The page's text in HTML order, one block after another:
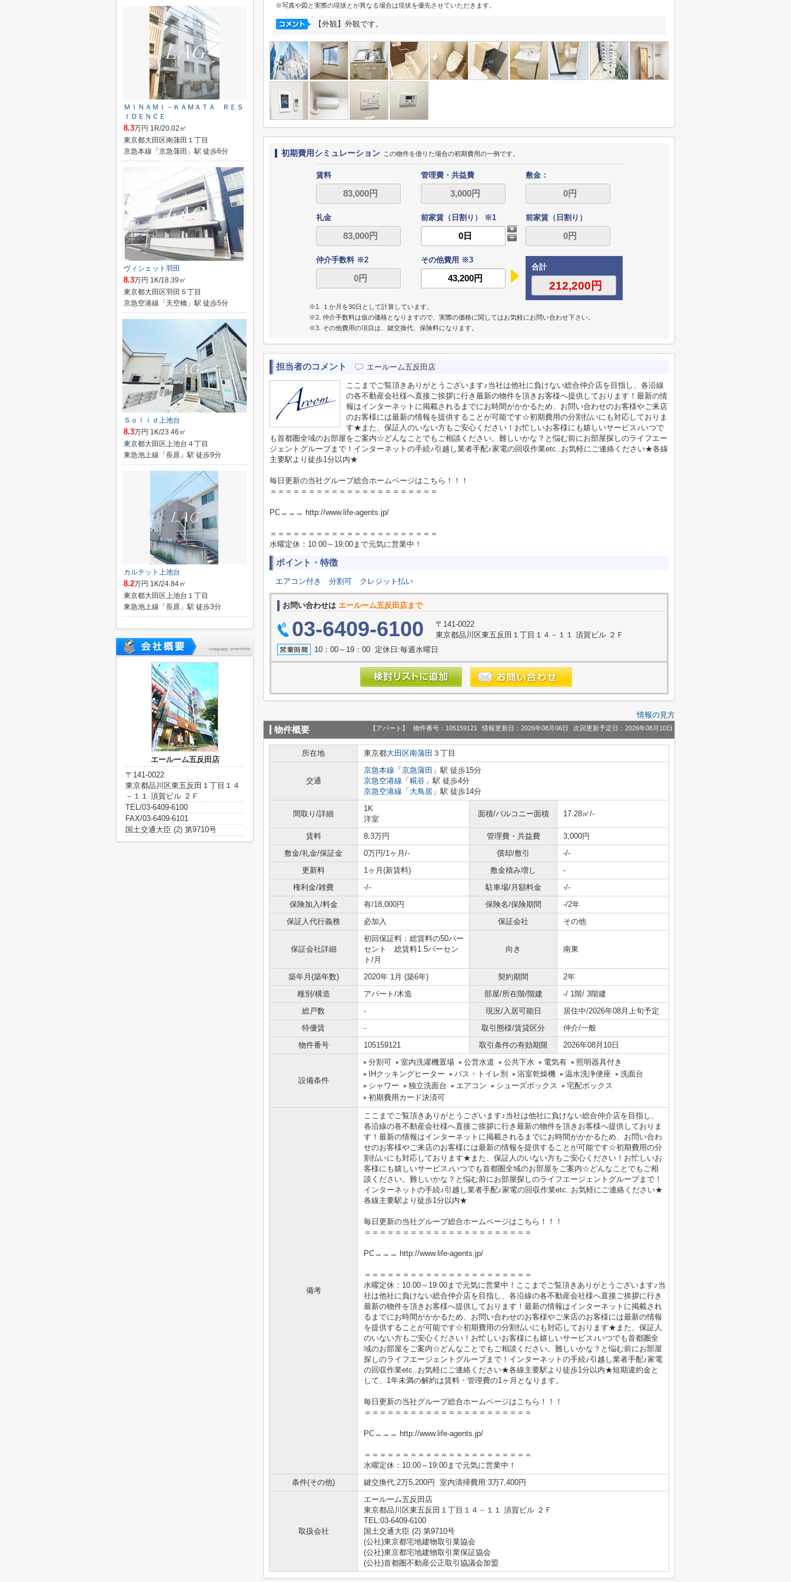
※写真や図と実際の現状とが異なる場合は現状を優先させていただきます。
【外観】外観です。
初期費用シミュレーション この物件を借りた場合の初期費用の一例です。
賃料 管理費・共益費 敷金：
礼金 前家賃（日割り） ※1 前家賃（日割り）
仲介手数料 ※2
その他費用 ※3
合計
※1. １か月を30日として計算しています。
※2. 仲介手数料は仮の価格となりますので、実際の価格に関してはお気軽にお問い合わせ下さい。
※3. その他費用の項目は、鍵交換代、保険料になります。
担当者のコメント エールーム五反田店
ここまでご覧頂きありがとうございます♪当社は他社に負けない総合仲介店を目指し、各沿線
の各不動産会社様へ直接ご挨拶に行き最新の物件を頂きお客様へ提供しております！最新の情
報はインターネットに掲載されるまでにお時間がかかるため、お問い合わせのお客様やご来店
のお客様には最新の情報を提供することが可能です☆初期費用の分割払いにも対応しておりま
す★また、保証人のいない方もご安心ください！お忙しいお客様にも嬉しいサービス♪いつで
も首都圏全域のお部屋をご案内☆どんなことでもご相談ください。難しいかな？と悩む前にお部屋探しのライフエー
ジェントグループまで！インターネットの手続♪引越し業者手配♪家電の回収作業etc..お気軽にご連絡ください★各線
主要駅より徒歩1分以内★
毎日更新の当社グループ総合ホームページはこちら！！！
＝＝＝＝＝＝＝＝＝＝＝＝＝＝＝＝＝＝＝＝＝＝
PC→→→ http://www.life-agents.jp/
＝＝＝＝＝＝＝＝＝＝＝＝＝＝＝＝＝＝＝＝＝＝
水曜定休：10:00～19:00まで元気に営業中！
ポイント・特徴
エアコン付き 分割可 クレジット払い
お問い合わせは エールーム五反田店まで
03-6409-6100
〒141-0022
東京都品川区東五反田１丁目１４－１１ 須賀ビル ２Ｆ
10：00～19：00 定休日:毎週水曜日
情報の見方
物件概要 【アパート】 物件番号：105159121 情報更新日：2026年08月06日 次回更新予定日：2026年08月10日
所在地 東京都大田区南蒲田 ３丁目
交通
京急本線 「 京急蒲田 」駅 徒歩15分
京急空港線 「 糀谷 」駅 徒歩4分
京急空港線 「 大鳥居 」駅 徒歩14分
間取り/詳細
1K
洋室
面積/バルコニー面積 17.28㎡/-
賃料 8.3万円 管理費・共益費
3,000円
敷金/礼金/保証金
0万円/1ヶ月/- 償却/敷引
-/-
更新料
1ヶ月(新賃料) 敷金積み増し
-
権利金/雑費
-/- 駐車場/月額料金
-/-
保険加入/料金
有/18,000円 保険名/保険期間
-/2年
保証人代行義務
必加入 保証会社 その他
保証会社詳細
初回保証料：総賃料の50パー
セント 総賃料1.5パーセン
ト/月
向き 南東
築年月(築年数) 2020年 1月 (築6年) 契約期間
2年
種別/構造
アパート/木造 部屋/所在階/階建
-/ 1階/ 3階建
総戸数
- 現況/入居可能日
居住中/2026年08月上旬予定
特優賃
- 取引態様/賃貸区分
仲介/一般
物件番号
105159121 取引条件の有効期限 2026年08月10日
設備条件
分割可 室内洗濯機置場 公営水道 公共下水 電気有
照明器具付き
IHクッキングヒーター
バス・トイレ別 浴室乾燥機 温水洗浄便座
洗面台
シャワー
独立洗面台 エアコン シューズボックス
宅配ボックス
初期費用カード決済可
備考
ここまでご覧頂きありがとうございます♪当社は他社に負けない総合仲介店を目指し、
各沿線の各不動産会社様へ直接ご挨拶に行き最新の物件を頂きお客様へ提供しておりま
す！最新の情報はインターネットに掲載されるまでにお時間がかかるため、お問い合わ
せのお客様やご来店のお客様には最新の情報を提供することが可能です☆初期費用の分
割払いにも対応しております★また、保証人のいない方もご安心ください！お忙しいお
客様にも嬉しいサービス♪いつでも首都圏全域のお部屋をご案内☆どんなことでもご相
談ください。難しいかな？と悩む前にお部屋探しのライフエージェントグループまで！
インターネットの手続♪引越し業者手配♪家電の回収作業etc..お気軽にご連絡ください★
各線主要駅より徒歩1分以内★
毎日更新の当社グループ総合ホームページはこちら！！！
＝＝＝＝＝＝＝＝＝＝＝＝＝＝＝＝＝＝＝＝＝＝
PC→→→ http://www.life-agents.jp/
＝＝＝＝＝＝＝＝＝＝＝＝＝＝＝＝＝＝＝＝＝＝
水曜定休：10:00～19:00まで元気に営業中！ここまでご覧頂きありがとうございます♪当
社は他社に負けない総合仲介店を目指し、各沿線の各不動産会社様へ直接ご挨拶に行き
最新の物件を頂きお客様へ提供しております！最新の情報はインターネットに掲載され
るまでにお時間がかかるため、お問い合わせのお客様やご来店のお客様には最新の情報
を提供することが可能です☆初期費用の分割払いにも対応しております★また、保証人
のいない方もご安心ください！お忙しいお客様にも嬉しいサービス♪いつでも首都圏全
域のお部屋をご案内☆どんなことでもご相談ください。難しいかな？と悩む前にお部屋
探しのライフエージェントグループまで！インターネットの手続♪引越し業者手配♪家電
の回収作業etc..お気軽にご連絡ください★各線主要駅より徒歩1分以内★短期違約金と
して、1年未満の解約は賃料・管理費の1ヶ月となります。
毎日更新の当社グループ総合ホームページはこちら！！！
＝＝＝＝＝＝＝＝＝＝＝＝＝＝＝＝＝＝＝＝＝＝
PC→→→ http://www.life-agents.jp/
＝＝＝＝＝＝＝＝＝＝＝＝＝＝＝＝＝＝＝＝＝＝
水曜定休：10:00～19:00まで元気に営業中！
条件(その他)
鍵交換代:2万5,200円 室内清掃費用:3万7,400円
取扱会社
エールーム五反田店
東京都品川区東五反田１丁目１４－１１ 須賀ビル ２Ｆ
TEL:03-6409-6100
国土交通大臣 (2) 第9710号
(公社)東京都宅地建物取引業協会
(公社)東京都宅地建物取引業保証協会
(公社)首都圏不動産公正取引協議会加盟
ＭＩＮＡＭＩ－ＫＡＭＡＴＡ ＲＥＳ
ＩＤＥＮＣＥ
8.3万円 1R/20.02㎡
東京都大田区南蒲田１丁目
京急本線「京急蒲田」駅 徒歩6分
ヴィシェット羽田
8.3万円 1K/18.39㎡
東京都大田区羽田５丁目
京急空港線「天空橋」駅 徒歩5分
Ｓｏｌｉｄ上池台
8.3万円 1K/23.46㎡
東京都大田区上池台４丁目
東急池上線「長原」駅 徒歩9分
カルテット上池台
8.2万円 1K/24.84㎡
東京都大田区上池台１丁目
東急池上線「長原」駅 徒歩3分
エールーム五反田店
〒141-0022
東京都品川区東五反田１丁目１４
－１１ 須賀ビル ２Ｆ
TEL/03-6409-6100
FAX/03-6409-6101
国土交通大臣 (2) 第9710号